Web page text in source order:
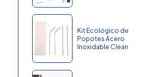
Kit Ecológico de
Popotes Acero
Inoxidable Clean